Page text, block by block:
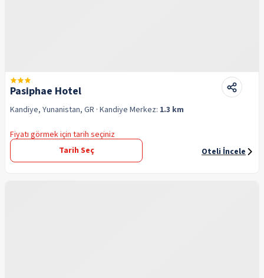
Pasiphae Hotel
Kandiye, Yunanistan, GR · Kandiye Merkez: 1.3 km
Fiyatı görmek için tarih seçiniz
Tarih Seç
Oteli İncele